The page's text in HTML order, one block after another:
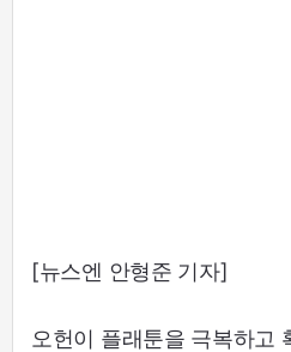
[뉴스엔 안형준 기자]
오헌이 플래툰을 극복하고